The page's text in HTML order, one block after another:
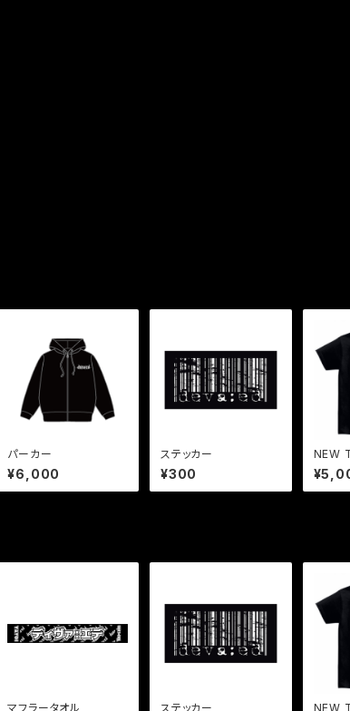
パーカー
¥6,000
ステッカー
¥300
NEW
マフラータオル ステッカー NEW